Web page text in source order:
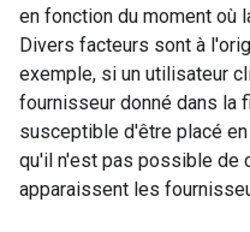
en fonction du moment où
Divers facteurs sont à
exemple, si un utilisateur
fournisseur donné dans la
susceptible d'être placé
qu'il n'est pas possible de
apparaissent les